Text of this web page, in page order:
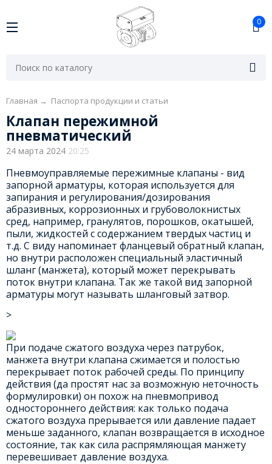
0
Главная → Паспорта продукции и статьи
Клапан пережимной
пневматический
24 марта 2024 20:25
Пневмоуправляемые пережимные клапаны - вид
запорной арматуры, которая используется для
запирания и регулирования/дозирования
абразивных, коррозионных и грубоволокнистых
сред, например, гранулятов, порошков, окатышей,
пыли, жидкостей с содержанием твердых частиц и
т.д. С виду напоминает фланцевый обратный клапан,
но внутри расположен специальный эластичный
шланг (манжета), который может перекрывать
поток внутри клапана. Так же такой вид запорной
арматуры могут называть шланговый затвор.
>
При подаче сжатого воздуха через патрубок,
манжета внутри клапана сжимается и полостью
перекрывает поток рабочей среды. По принципу
действия (да простят нас за возможную неточность
формулировки) он похож на пневмопривод
одностороннего действия: как только подача
сжатого воздуха прерывается или давление падает
меньше заданного, клапан возвращается в исходное
состояние, так как сила распрямляющая манжету
перевешивает давление воздуха.